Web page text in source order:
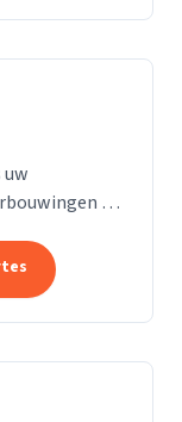
en
plaatsen van